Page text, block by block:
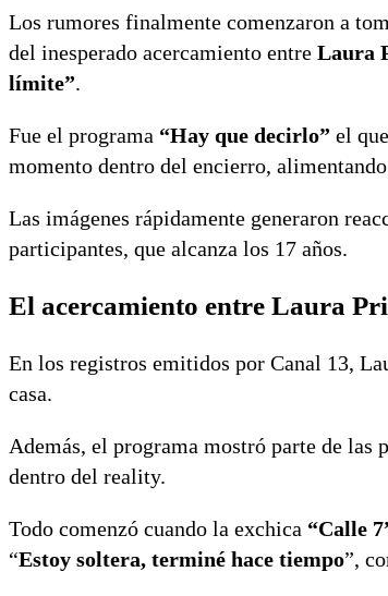
Los rumores finalmente comenzaron a
del inesperado acercamiento entre Laura
límite”.
Fue el programa “Hay que decirlo” el
momento dentro del encierro,
Las imágenes rápidamente generaron
participantes, que alcanza los 17 años.
El acercamiento entre Laura
En los registros emitidos por Canal 13,
casa.
Además, el programa mostró parte de las
dentro del reality.
Todo comenzó cuando la exchica “Calle
“Estoy soltera, terminé hace tiempo”,